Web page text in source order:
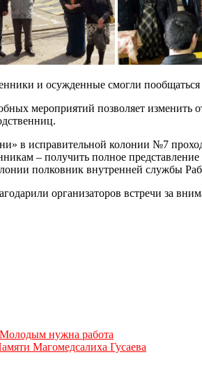
и осужденные смог­ли
мероприятий позво­ляет изменить
в исправительной коло­нии №7
– получить полное
полковник внутренней службы
организаторов встречи за
Молодым нужна работа
Магомедсалиха Гусаева